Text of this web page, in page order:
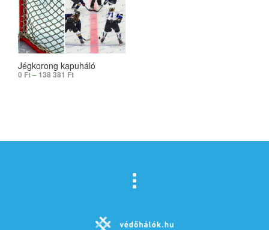
Jégkorong kapuháló
0 Ft– 138 381 Ft